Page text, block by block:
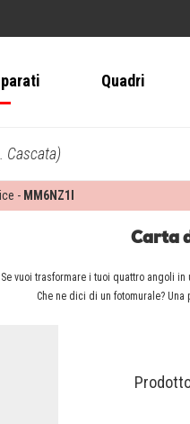
Quadri
Cascata)
- MM6NZ1I
Carta
Se vuoi trasformare i tuoi quattro angoli
Che ne dici di un fotomurale?